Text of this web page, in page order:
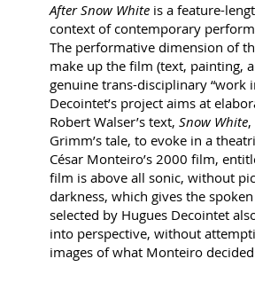
After Snow White is a feature-
context of contemporary
The performative dimension of
make up the film (text, painting,
genuine trans-disciplinary “work
Decointet’s project aims at
Robert Walser’s text, Snow White
Grimm’s tale, to evoke in a
César Monteiro’s 2000 film,
film is above all sonic, without
darkness, which gives the
selected by Hugues Decointet
into perspective, without
images of what Monteiro